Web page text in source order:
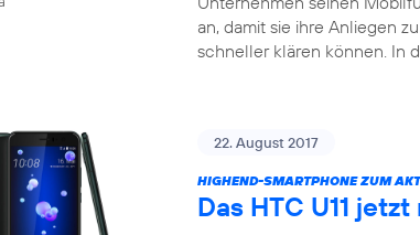
an, damit sie ihre Anliegen
schneller klären können. In
22. August 2017
HIGHEND-SMARTPHONE ZUM
Das HTC U11